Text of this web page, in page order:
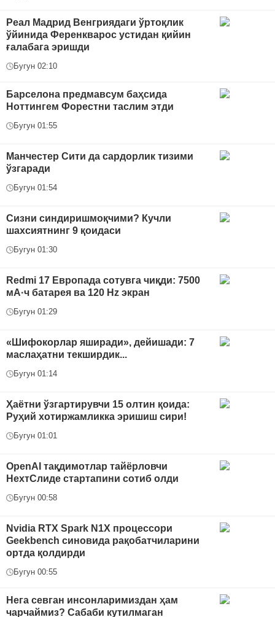
Реал Мадрид Венгриядаги ўртоқлик
ўйинида Ференкварос устидан қийин
ғалабага эришди
Бугун 02:10
Барселона предмавсум баҳсида
Ноттингем Форестни таслим этди
Бугун 01:55
Манчестер Сити да сардорлик тизими
ўзгаради
Бугун 01:54
Сизни синдиришмоқчими? Кучли
шахсиятнинг 9 қоидаси
Бугун 01:30
Redmi 17 Европада сотувга чиқди: 7500
мА·ч батарея ва 120 Hz экран
Бугун 01:29
«Шифокорлар яширади», дейишади: 7
маслаҳатни текширдик...
Бугун 01:14
Ҳаётни ўзгартирувчи 15 олтин қоида:
Руҳий хотиржамликка эришиш сири!
Бугун 01:01
OpenAI тақдимотлар тайёрловчи
НехтСлиде стартапини сотиб олди
Бугун 00:58
Nvidia RTX Spark N1X процессори
Geekbench синовида рақобатчиларини
ортда қолдирди
Бугун 00:55
Нега севган инсонларимиздан ҳам
чарчаймиз? Сабаби кутилмаган